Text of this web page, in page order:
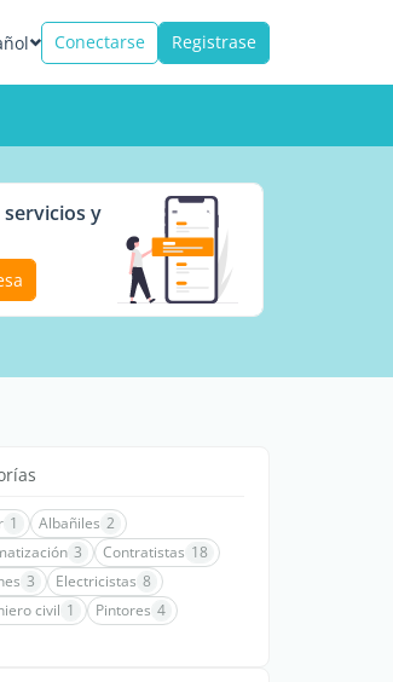
Conectarse Registrase
y
1 Albañiles 2
3 Contratistas 18
3 Electricistas 8
civil 1 Pintores 4